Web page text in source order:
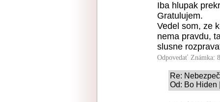
Iba hlupak
Gratulujem.
Vedel som, ze
nema pravdu,
slusne
Odpovedať Známka:
Re:
Od: Bo Hiden